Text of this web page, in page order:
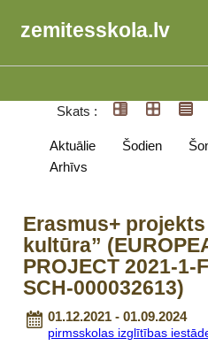
zemitesskola.lv
Skats :
Aktuālie Šodien
Arhīvs
Erasmus+
kultūra”
PROJECT 2021-1-
SCH-000032613)
01.12.2021 - 01.09.2024
pirmsskolas izglītības